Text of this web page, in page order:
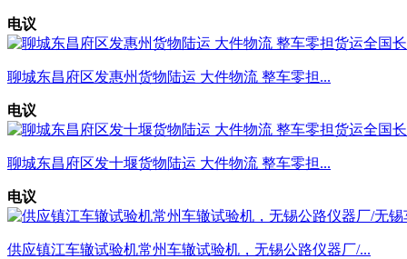
电议
聊城东昌府区发惠州货物陆运 大件物流 整车零担...
电议
聊城东昌府区发十堰货物陆运 大件物流 整车零担...
电议
供应镇江车辙试验机常州车辙试验机，无锡公路仪器厂/...